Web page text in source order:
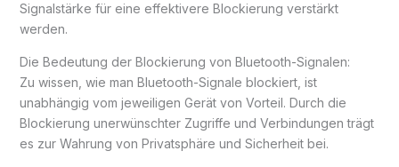
Signalstärke für eine effektivere Blockierung verstärkt
werden.
Die Bedeutung der Blockierung von Bluetooth-Signalen:
Zu wissen, wie man Bluetooth-Signale blockiert, ist
unabhängig vom jeweiligen Gerät von Vorteil. Durch die
Blockierung unerwünschter Zugriffe und Verbindungen trägt
es zur Wahrung von Privatsphäre und Sicherheit bei.